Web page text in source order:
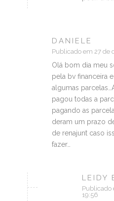
DANIELE
Publicado em 27 de
Olá bom dia meu
pela bv financeira
algumas
pagou todas a
pagando as
deram um prazo
de renajunt caso
fazer…
LEIDY
Publicado
19:56